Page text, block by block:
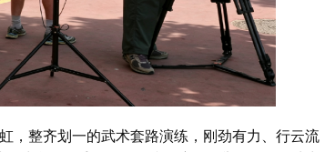
整齐划一的武术套路演练，刚劲有力、行云流